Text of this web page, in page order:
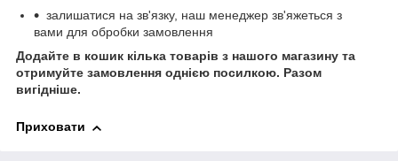
залишатися на зв'язку, наш менеджер зв'яжеться з
вами для обробки замовлення
Додайте в кошик кілька товарів з нашого магазину та
отримуйте замовлення однією посилкою. Разом
вигідніше.
Приховати